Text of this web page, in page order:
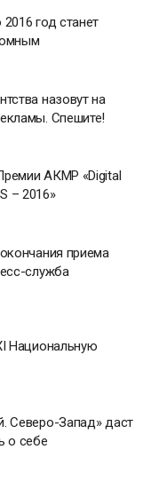
год станет
назовут на
Спешите!
АКМР «Digital
– 2016»
приема
служба
Национальную
Северо-Запад» даст
о себе